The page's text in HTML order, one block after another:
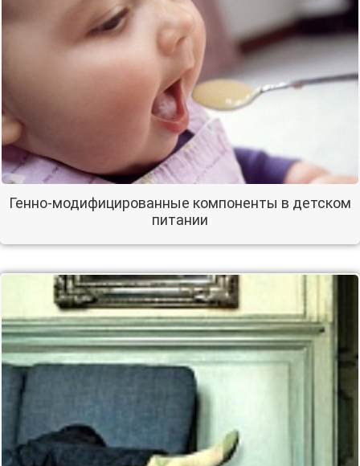
Генно-модифицированные компоненты в детском
питании